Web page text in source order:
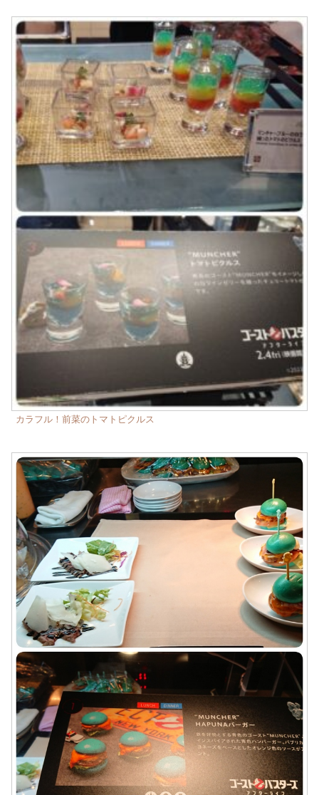
カラフル！前菜のトマトピクルス